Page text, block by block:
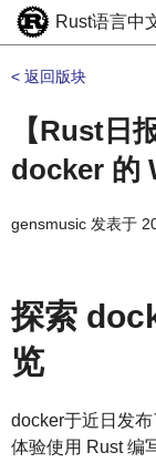
Rust语言中
< 返回版块
【Rust日
docker 的
gensmusic 发表于
探索
览
docker于近日发
体验使用 Rust 编